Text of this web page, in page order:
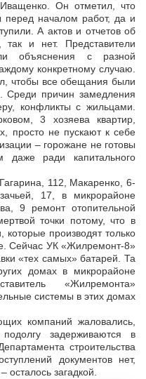
Он отметил, что
перед началом работ, да и
А актов и отчетов об
и нет. Представители
объяснения с разной
конкретному случаю.
чтобы все обещания были
Среди причин замедления
конфликты с жильцами.
3 хозяева квартир,
просто не пускают к себе
– горожане не готовы
даже ради капитального
112, Макаренко, 6-
17, в микрорайоне
9 ремонт отопительной
точки потому, что в
которые производят только
Сейчас УК «Жилремонт-8»
«тех самых» батарей. Та
домах в микрорайоне
«Жилремонта»
системы в этих домах
компаний жаловались,
задерживаются в
строительства
документов нет,
осталось загадкой.